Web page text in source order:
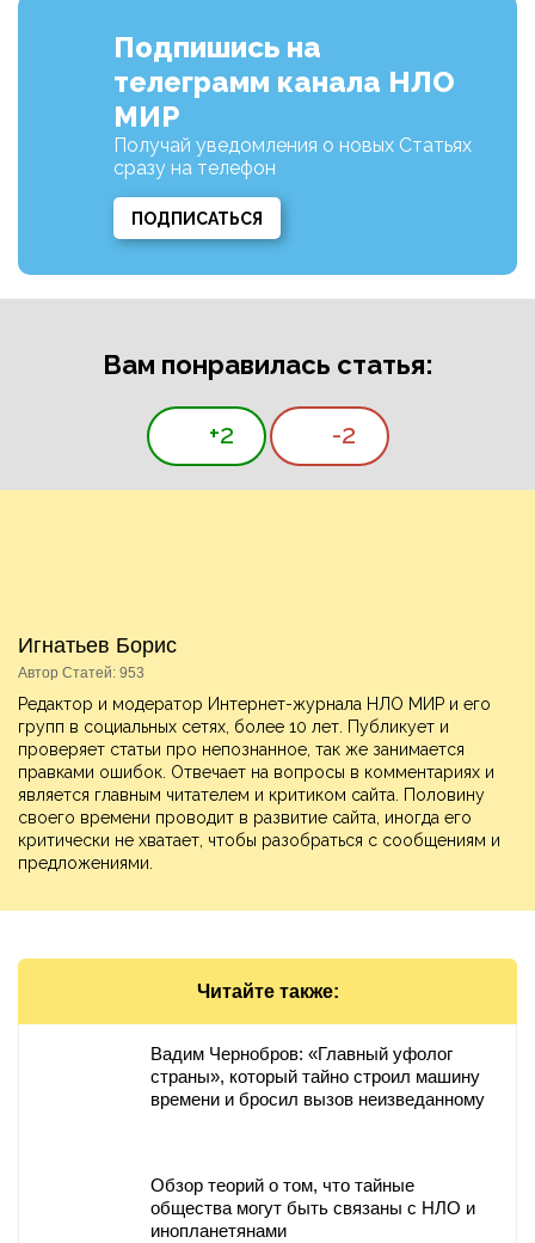
Подпишись на
телеграмм канала НЛО
МИР
Получай уведомления о новых Статьях
сразу на телефон
ПОДПИСАТЬСЯ
Вам понравилась статья:
+2 -2
Игнатьев Борис
Автор Статей: 953
Редактор и модератор Интернет-журнала НЛО МИР и его
групп в социальных сетях, более 10 лет. Публикует и
проверяет статьи про непознанное, так же занимается
правками ошибок. Отвечает на вопросы в комментариях и
является главным читателем и критиком сайта. Половину
своего времени проводит в развитие сайта, иногда его
критически не хватает, чтобы разобраться с сообщениям и
предложениями.
Читайте также:
Вадим Чернобров: «Главный уфолог
страны», который тайно строил машину
времени и бросил вызов неизведанному
Обзор теорий о том, что тайные
общества могут быть связаны с НЛО и
инопланетянами